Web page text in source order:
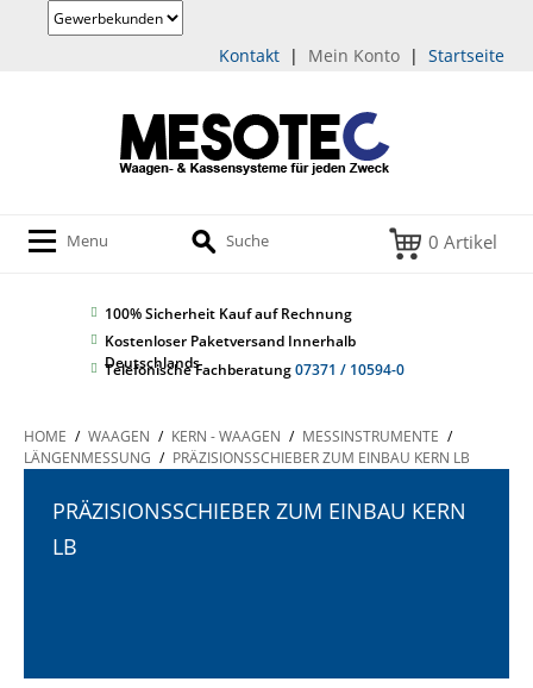
Startseite
|
Mein Konto
|
Kontakt
Menu Suche 0 Artikel
100% Sicherheit Kauf auf Rechnung
Kostenloser Paketversand Innerhalb
Deutschlands
Telefonische Fachberatung07371 / 10594-0
HOME / WAAGEN / KERN - WAAGEN / MESSINSTRUMENTE /
LÄNGENMESSUNG / PRÄZISIONSSCHIEBER ZUM EINBAU KERN LB
PRÄZISIONSSCHIEBER ZUM EINBAU KERN
LB